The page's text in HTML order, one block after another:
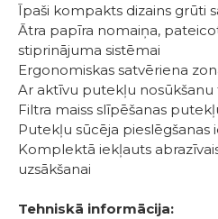
Īpaši kompakts dizains grūti
Ātra papīra nomaiņa,
stiprinājuma sistēmai
Ergonomiskas satvēriena
Ar aktīvu putekļu nosūkšanu
Filtra maiss slīpēšanas
Putekļu sūcēja pieslēgšanas
Komplektā iekļauts
uzsākšanai
Tehniskā informācija: